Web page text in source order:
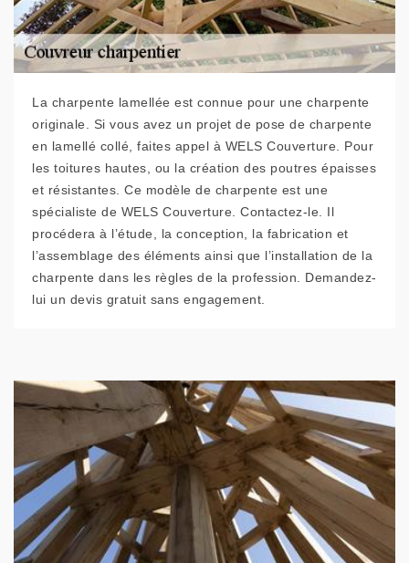
La charpente lamellée est connue pour une charpente
originale. Si vous avez un projet de pose de charpente
en lamellé collé, faites appel à WELS Couverture. Pour
les toitures hautes, ou la création des poutres épaisses
et résistantes. Ce modèle de charpente est une
spécialiste de WELS Couverture. Contactez-le. Il
procédera à l’étude, la conception, la fabrication et
l’assemblage des éléments ainsi que l’installation de la
charpente dans les règles de la profession. Demandez-
lui un devis gratuit sans engagement.